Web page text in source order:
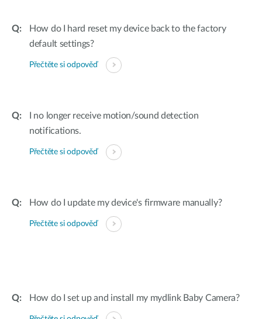
How do I hard reset my device back to the factory
default settings?
Přečtěte si odpověď
I no longer receive motion/sound detection
notifications.
Přečtěte si odpověď
How do I update my device's firmware manually?
Přečtěte si odpověď
How do I set up and install my mydlink Baby Camera?